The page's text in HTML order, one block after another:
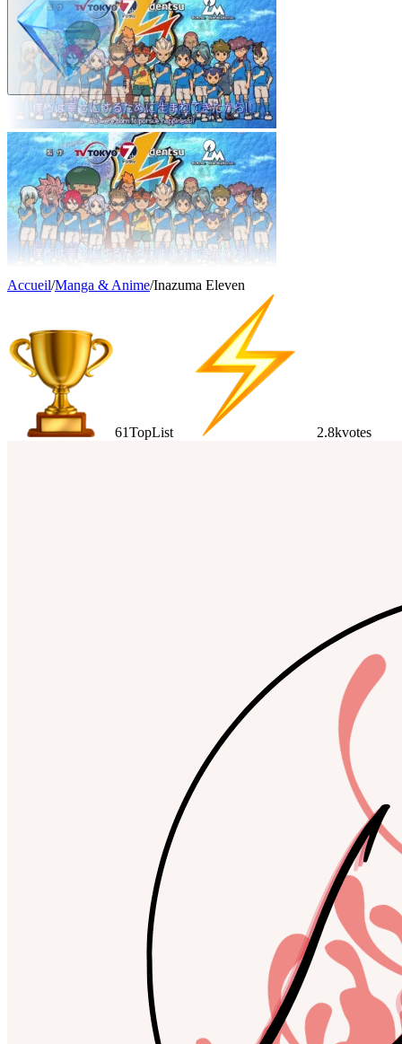
Récompenses
Accueil/Manga & Anime/Inazuma Eleven
61TopList 2.8kvotes